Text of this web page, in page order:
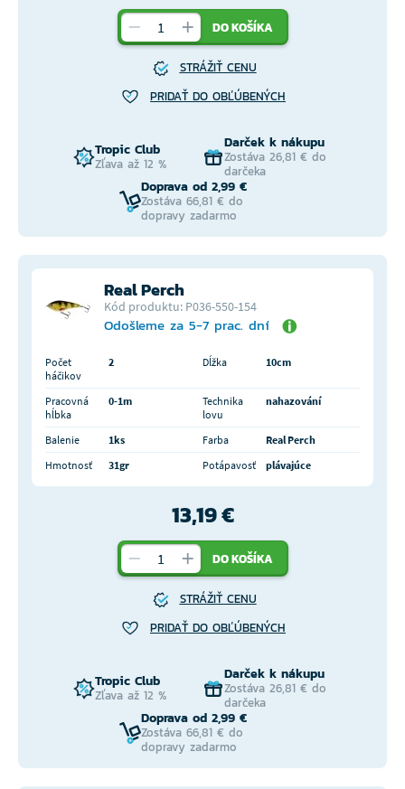
DO KOŠÍKA
STRÁŽIŤ CENU
PRIDAŤ DO OBĽÚBENÝCH
Tropic Club
Zľava až 12 %
Darček k nákupu
Zostáva 26,81 € do
darčeka
Doprava od 2,99 €
Zostáva 66,81 € do
dopravy zadarmo
Real Perch
Kód produktu: P036-550-154
Odošleme za 5-7 prac. dní
Počet
háčikov
2 Dĺžka 10cm
Pracovná
hĺbka
0-1m
Technika
lovu
nahazování
Balenie 1ks Farba
Real Perch
Hmotnosť
31gr Potápavosť plávajúce
13,19 €
DO KOŠÍKA
STRÁŽIŤ CENU
PRIDAŤ DO OBĽÚBENÝCH
Tropic Club
Zľava až 12 %
Darček k nákupu
Zostáva 26,81 € do
darčeka
Doprava od 2,99 €
Zostáva 66,81 € do
dopravy zadarmo